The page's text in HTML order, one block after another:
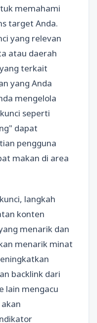
memahami
target Anda.
yang relevan
atau daerah
terkait
yang Anda
mengelola
seperti
dapat
pengguna
makan di area
langkah
konten
menarik dan
menarik minat
backlink dari
lain mengacu